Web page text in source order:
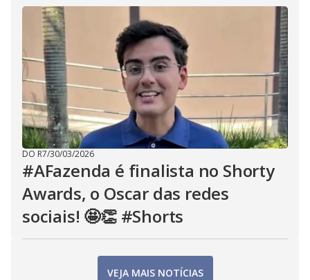
DO R7/30/03/2026
#AFazenda é finalista no Shorty
Awards, o Oscar das redes
sociais! 🤩👏 #Shorts
VEJA MAIS NOTÍCIAS